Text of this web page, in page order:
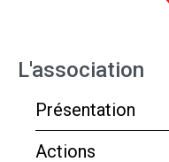
L'association
Présentation
Actions